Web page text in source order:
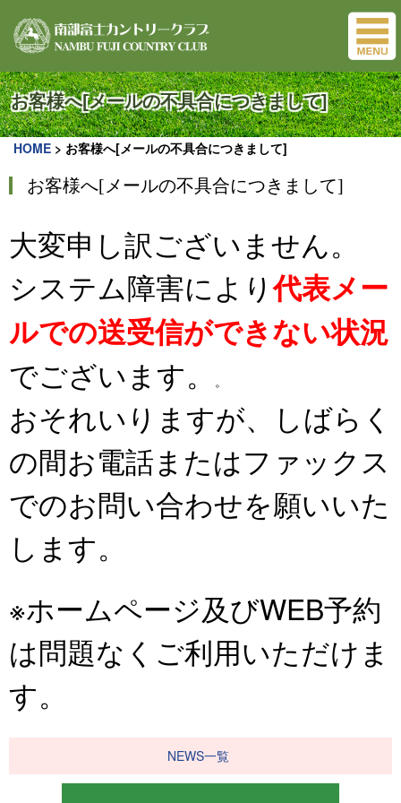
お客様へ[メールの不具合につきまして]
HOME > お客様へ[メールの不具合につきまして]
お客様へ[メールの不具合につきまして]
大変申し訳ございません。
システム障害により代表メー
ルでの送受信ができない状況
でございます。
。
おそれいりますが、しばらく
の間お電話またはファックス
でのお問い合わせを願いいた
します。
※ホームページ及びWEB予約
は問題なくご利用いただけま
す。
NEWS一覧